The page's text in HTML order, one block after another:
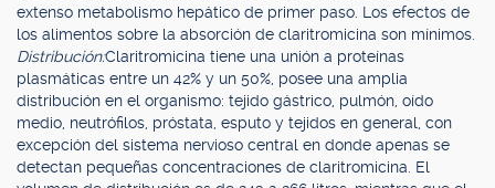
extenso metabolismo hepático de primer paso. Los efectos de
los alimentos sobre la absorción de claritromicina son mínimos.
Distribución:Claritromicina tiene una unión a proteínas
plasmáticas entre un 42% y un 50%, posee una amplia
distribución en el organismo: tejido gástrico, pulmón, oído
medio, neutrófilos, próstata, esputo y tejidos en general, con
excepción del sistema nervioso central en donde apenas se
detectan pequeñas concentraciones de claritromicina. El